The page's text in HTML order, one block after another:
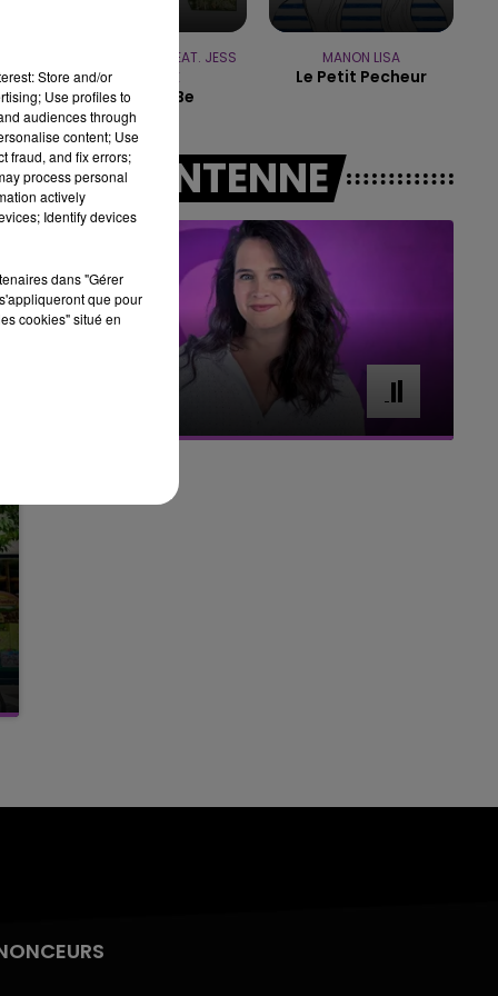
16h00 - 20h00
LE WEEK-END CHAMPAGNE FM
CLEAN BANDIT FEAT. JESS
GLYNNE
Rather Be
MANON LISA
Le Petit Pecheur
A L'ANTENNE
Store and/or
Use profiles to
audiences through
content; Use
fraud, and fix errors;
process personal
actively
Identify devices
dans "Gérer
que pour
cookies" situé en